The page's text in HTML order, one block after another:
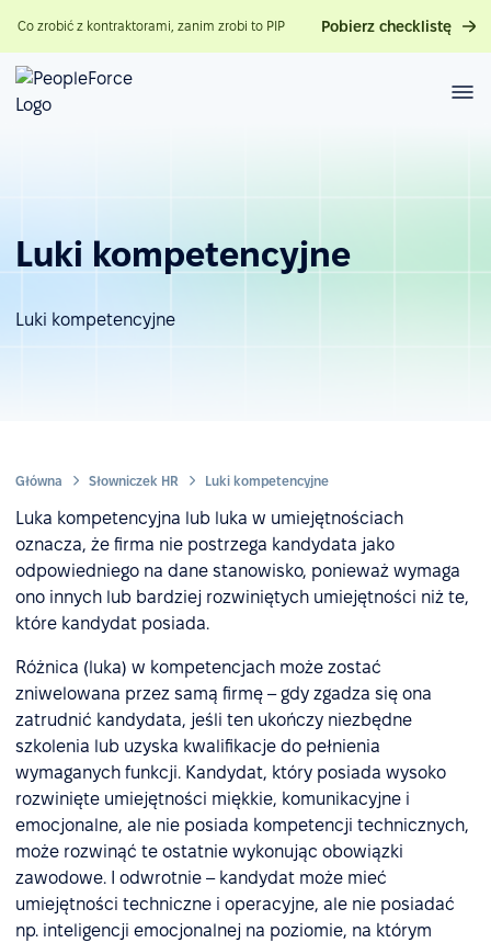
Co zrobić z kontraktorami, zanim zrobi to PIP Pobierz checklistę
Luki kompetencyjne
Luki kompetencyjne
Główna Słowniczek HR Luki kompetencyjne
Luka kompetencyjna lub luka w umiejętnościach
oznacza, że firma nie postrzega kandydata jako
odpowiedniego na dane stanowisko, ponieważ wymaga
ono innych lub bardziej rozwiniętych umiejętności niż te,
które kandydat posiada.
Różnica (luka) w kompetencjach może zostać
zniwelowana przez samą firmę – gdy zgadza się ona
zatrudnić kandydata, jeśli ten ukończy niezbędne
szkolenia lub uzyska kwalifikacje do pełnienia
wymaganych funkcji. Kandydat, który posiada wysoko
rozwinięte umiejętności miękkie, komunikacyjne i
emocjonalne, ale nie posiada kompetencji technicznych,
może rozwinąć te ostatnie wykonując obowiązki
zawodowe. I odwrotnie – kandydat może mieć
umiejętności techniczne i operacyjne, ale nie posiadać
np. inteligencji emocjonalnej na poziomie, na którym